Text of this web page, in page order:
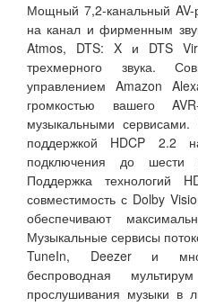
Мощный 7,2-канальный
на канал и фирменным
Atmos, DTS: X и DTS
трехмерного звука.
управлением Amazon
громкостью вашего
музыкальными
поддержкой HDCP 2.2
подключения до шести
Поддержка технологий
совместимость с Dolby
обеспечивают
Музыкальные сервисы
TuneIn, Deezer и
беспроводная
прослушивания музыки в